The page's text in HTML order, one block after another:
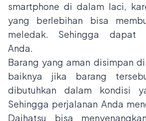
smartphone di dalam laci,
yang berlebihan bisa
meledak. Sehingga dapat
Anda.
Barang yang aman disimpan
baiknya jika barang
dibutuhkan dalam kondisi
Sehingga perjalanan Anda
Daihatsu bisa